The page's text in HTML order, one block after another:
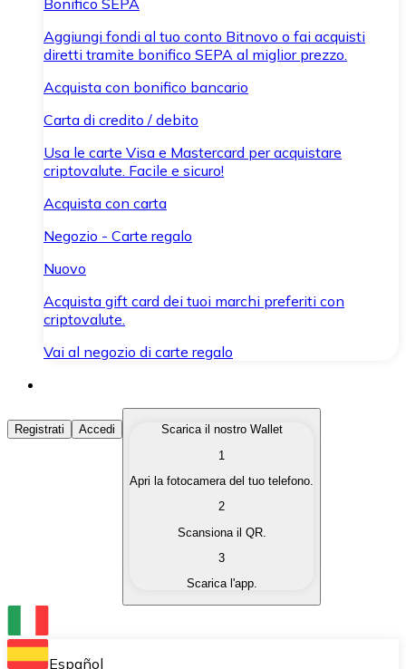
Bonifico SEPA
Aggiungi fondi al tuo conto Bitnovo o fai acquisti
diretti tramite bonifico SEPA al miglior prezzo.
Acquista con bonifico bancario
Carta di credito / debito
Usa le carte Visa e Mastercard per acquistare
criptovalute. Facile e sicuro!
Acquista con carta
Negozio - Carte regalo
Nuovo
Acquista gift card dei tuoi marchi preferiti con
criptovalute.
Vai al negozio di carte regalo
Acquista Criptovalute
Acquista le criptovalute che ti interessano in modo
Converti le tue criptovalute in valuta fiat quando ne
Scambia una criptovaluta con un'altra
Conserva le tue cripto in un Wallet self-custodial.
Registrati Accedi
Scarica il nostro Wallet
1
Apri la fotocamera del tuo telefono.
2
Scansiona il QR.
3
Scarica l'app.
Español